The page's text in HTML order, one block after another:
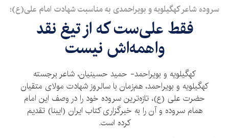
سروده شاعر کهگیلویه و بویراحمدی به مناسبت شهادت امام علی(ع)؛
فقط علی‌ست که از تیغ نقد
واهمه‌اش نیست
کهگیلویه و بویراحمد- حمید حسینیان، شاعر برجسته
کهگیلویه و بویراحمد، هم‌زمان با سالروز شهادت مولای متقیان
حضرت علی (ع)، تازه‌ترین سروده خود را در وصف این امام
همام سروده و آن را به خبرگزاری کتاب ایران (ایبنا) تقدیم
کرده است.